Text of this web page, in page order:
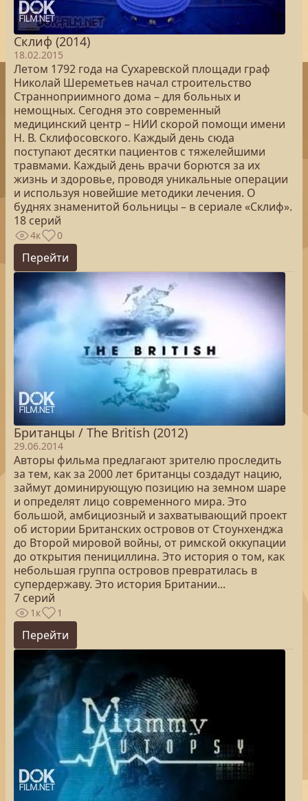
Склиф (2014)
18.02.2015
Летом 1792 года на Сухаревской площади граф
Николай Шереметьев начал строительство
Странноприимного дома – для больных и
немощных. Сегодня это современный
медицинский центр – НИИ скорой помощи имени
Н. В. Склифосовского. Каждый день сюда
поступают десятки пациентов с тяжелейшими
травмами. Каждый день врачи борются за их
жизнь и здоровье, проводя уникальные операции
и используя новейшие методики лечения. О
буднях знаменитой больницы – в сериале «Склиф».
18 серий
4к 0
Перейти
Британцы / The British (2012)
29.06.2014
Авторы фильма предлагают зрителю проследить
за тем, как за 2000 лет британцы создадут нацию,
займут доминирующую позицию на земном шаре
и определят лицо современного мира. Это
большой, амбициозный и захватывающий проект
об истории Британских островов от Стоунхенджа
до Второй мировой войны, от римской оккупации
до открытия пенициллина. Это история о том, как
небольшая группа островов превратилась в
супердержаву. Это история Британии...
7 серий
1к 1
Перейти